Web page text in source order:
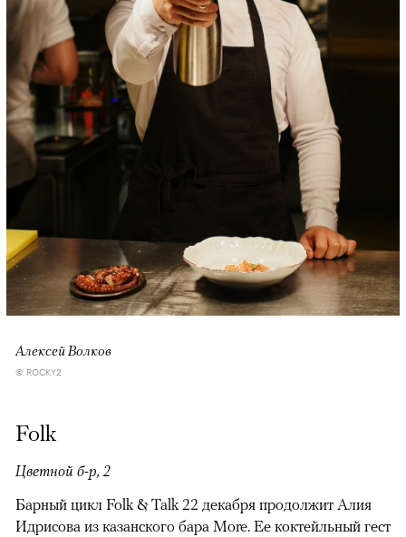
Алексей Волков
© ROCKY2
Folk
Цветной б-р, 2
Барный цикл Folk & Talk 22 декабря продолжит Алия
Идрисова из казанского бара More. Ее коктейльный гест